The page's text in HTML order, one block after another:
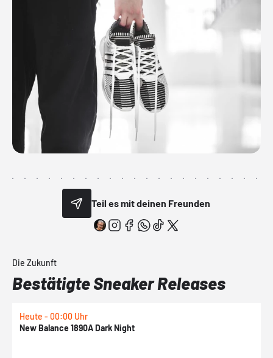
Teil es mit deinen Freunden
Die Zukunft
Bestätigte Sneaker Releases
Heute - 00:00 Uhr
New Balance 1890A Dark Night